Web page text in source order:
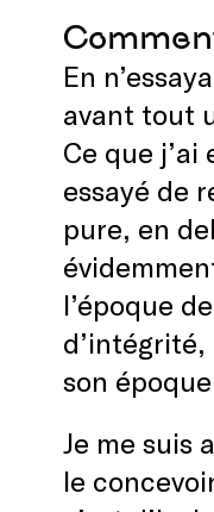
En
avant tout
Ce que
essayé de
pure, en
l’époque
son
Je me suis
le